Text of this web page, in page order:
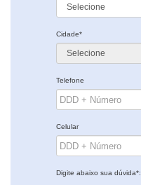
Cidade*
Telefone
Celular
Digite abaixo sua dúvida*: